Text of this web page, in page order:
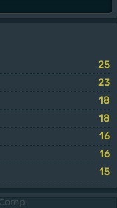
25
23
18
18
16
16
15